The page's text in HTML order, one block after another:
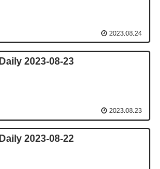
2023.08.24
Daily 2023-08-23
2023.08.23
Daily 2023-08-22